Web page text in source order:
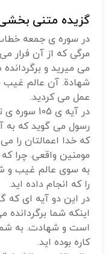
گزیده متنی
در سوره ی جمعه
مرگی که از آن فرار
می میرید و
شهادة. آن عالم غیب
عمل می کردید.
در آیه ی
رسول می گوید که به
که خدا اعمالتان را
مومنین واقعی. چرا
به سوی عالم غیب و
را که انجام داده اید.
در این دو آیه ای که
اینکه شما
است و شهادت. به
کاره بوده اید.